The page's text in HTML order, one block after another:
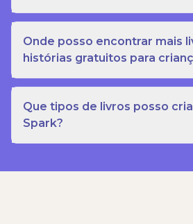
Onde posso encontrar mais
histórias gratuitos para
Que tipos de livros posso
Spark?